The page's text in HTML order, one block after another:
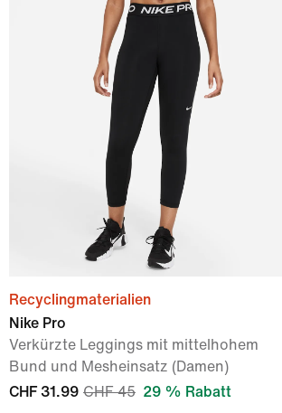
Recyclingmaterialien
Nike Pro
Verkürzte Leggings mit mittelhohem
Bund und Mesheinsatz (Damen)
CHF 31.99 CHF 45 29 % Rabatt